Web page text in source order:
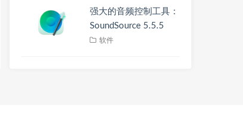
强大的音频控制工具：
SoundSource 5.5.5
软件